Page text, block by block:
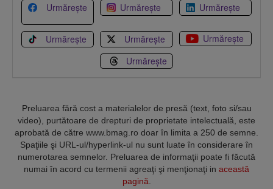
Urmărește Urmărește Urmărește
Urmărește Urmărește
Urmărește
Urmărește
Preluarea fără cost a materialelor de presă (text, foto si/sau
video), purtătoare de drepturi de proprietate intelectuală, este
aprobată de către www.bmag.ro doar în limita a 250 de semne.
Spaţiile şi URL-ul/hyperlink-ul nu sunt luate în considerare în
numerotarea semnelor. Preluarea de informaţii poate fi făcută
numai în acord cu termenii agreaţi şi menţionaţi in această
pagină